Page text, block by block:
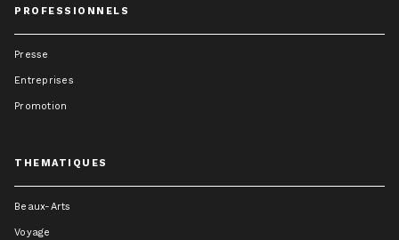
PROFESSIONNELS
Presse
Entreprises
Promotion
THEMATIQUES
Beaux-Arts
Voyage